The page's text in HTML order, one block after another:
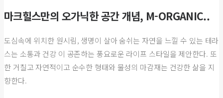
마크힐스만의 오가닉한 공간 개념, M-ORGANIC..
도심속에 위치한 원시림, 생명이 살아 숨쉬는 자연을 느낄 수 있는 테라
스는 소통과 건강 이 공존하는 풍요로운 라이프 스타일을 제안한다. 또
한 거칠고 자연적이고 순수한 형태와 물성의 마감재는 건강한 삶을 지
향한다.